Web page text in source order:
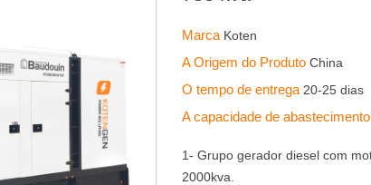
Marca Koten
A Origem do ProdutoChina
O tempo de entrega 20-25 dias
A capacidade de abastecimento
1- Grupo gerador diesel com
2000kva.